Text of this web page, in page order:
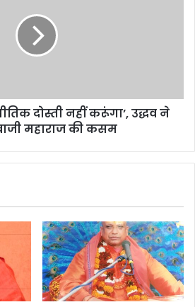
दोस्ती नहीं करूंगा’, उद्धव ने
महाराज की कसम